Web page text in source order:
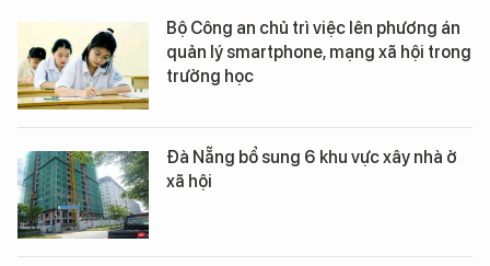
Bộ Công an chủ trì việc lên phương án
quản lý smartphone, mạng xã hội trong
trường học
Đà Nẵng bổ sung 6 khu vực xây nhà ở
xã hội